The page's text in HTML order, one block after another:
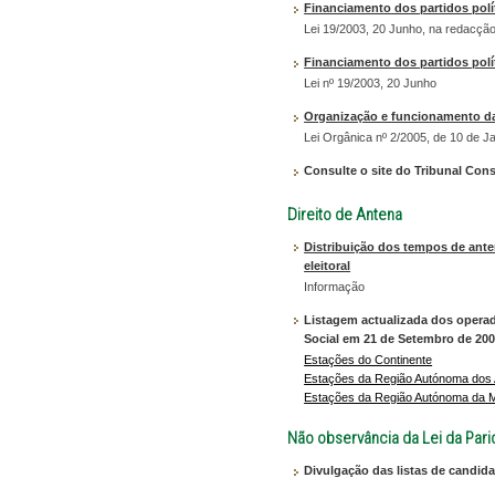
Financiamento dos partidos
Lei 19/2003, 20 Junho, na
Financiamento dos partidos
Lei nº 19/2003, 20 Junho
Organização e funcionamento
Lei Orgânica nº 2/2005, de 10 de
Consulte o site do Tribunal
Direito de Antena
Distribuição dos tempos de
eleitoral
Informação
Listagem actualizada dos
Social em 21 de Setembro de
Estações do Continente
Estações da Região Autónoma dos
Estações da Região Autónoma da
Não observância da Lei da
Divulgação das listas de